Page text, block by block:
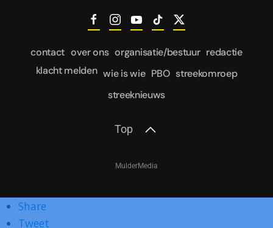
contact over ons organisatie/bestuur redactie
klacht melden wie is wie PBO streekomroep
streeknieuws
Top
MulderMedia
Share
Tweet